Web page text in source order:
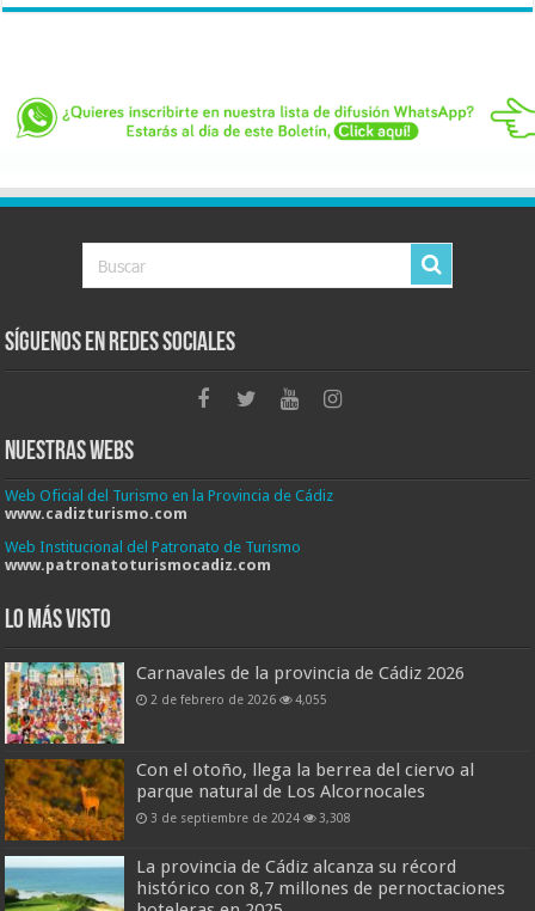
Síguenos en Redes Sociales
Nuestras Webs
Web Oficial del Turismo en la Provincia de Cádiz
www.cadizturismo.com
Web Institucional del Patronato de Turismo
www.patronatoturismocadiz.com
Lo más visto
Carnavales de la provincia de Cádiz 2026
2 de febrero de 2026 4,055
Con el otoño, llega la berrea del ciervo al
parque natural de Los Alcornocales
3 de septiembre de 2024 3,308
La provincia de Cádiz alcanza su récord
histórico con 8,7 millones de pernoctaciones